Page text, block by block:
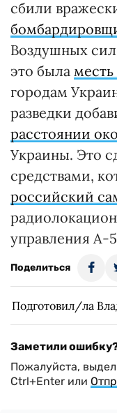
сбили
Воздушных
это была
городам
разведки
расстоянии
Украины. Это
средствами,
российский
управления А-
Поделиться
Подготовил/ла
Заметили
Пожалуйста,
Ctrl+Enter или